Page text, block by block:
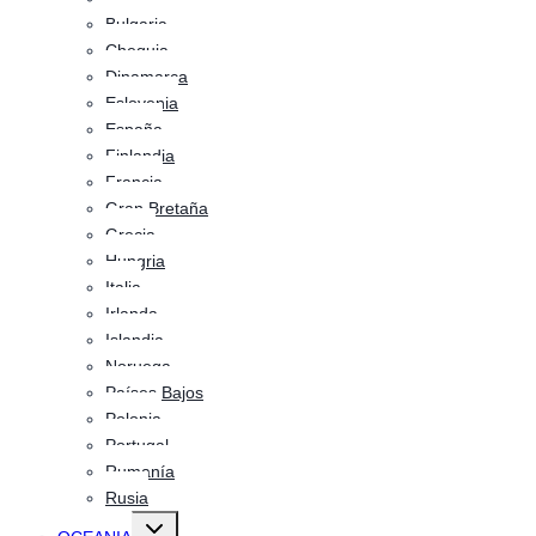
Bulgaria
Chequia
Dinamarca
Eslovenia
España
Finlandia
Francia
Gran Bretaña
Grecia
Hungria
Italia
Irlanda
Islandia
Noruega
Países Bajos
Polonia
Portugal
Rumanía
Rusia
Alternar